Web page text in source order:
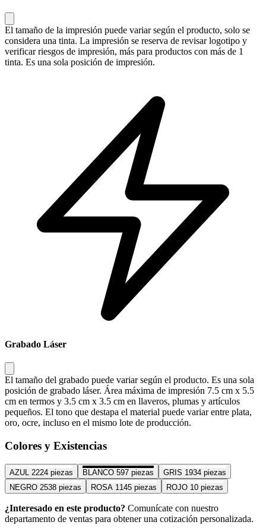
El tamaño de la impresión puede variar según el producto, solo se
considera una tinta. La impresión se reserva de revisar logotipo y
verificar riesgos de impresión, más para productos con más de 1
tinta. Es una sola posición de impresión.
Grabado Láser
El tamaño del grabado puede variar según el producto. Es una sola
posición de grabado láser. Área máxima de impresión 7.5 cm x 5.5
cm en termos y 3.5 cm x 3.5 cm en llaveros, plumas y artículos
pequeños. El tono que destapa el material puede variar entre plata,
oro, ocre, incluso en el mismo lote de producción.
Colores y Existencias
AZUL 2224 piezas BLANCO 597 piezas GRIS 1934 piezas
NEGRO 2538 piezas ROSA 1145 piezas ROJO 10 piezas
¿Interesado en este producto? Comunícate con nuestro
departamento de ventas para obtener una cotización personalizada.